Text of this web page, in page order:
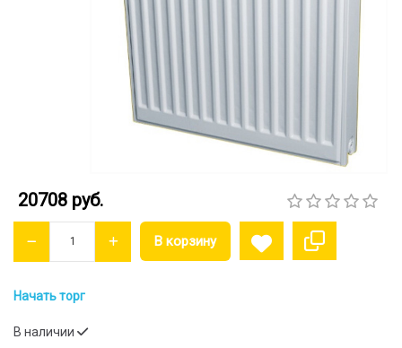
20708 руб.
Начать торг
В наличии